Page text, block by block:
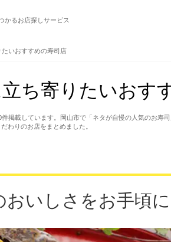
かるお店探しサービス
たいおすすめの寿司店
立ち寄りたいおす
掲載しています。岡山市で「ネタが自慢の人気のお寿
わりのお店をまとめました。
おいしさをお手頃に